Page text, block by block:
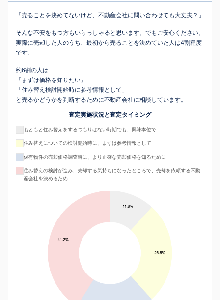
「売ることを決めてないけど、不動産会社に問い合わせても大丈夫？」
そんな不安をもつ方もいらっしゃると思います。でもご安心ください。
実際に売却した人のうち、最初から売ることを決めていた人は4割程度
です。
約6割の人は
「まずは価格を知りたい」
「住み替え検討開始時に参考情報として」
と売るかどうかを判断するために不動産会社に相談しています。
査定実施状況と査定タイミング
もともと住み替えをするつもりはない時期でも、興味本位で
住み替えについての検討開始時に、まずは参考情報として
保有物件の売却価格調査時に、より正確な売却価格を知るために
住み替えの検討が進み、売却する気持ちになったところで、売却を依頼する不動
産会社を決めるため